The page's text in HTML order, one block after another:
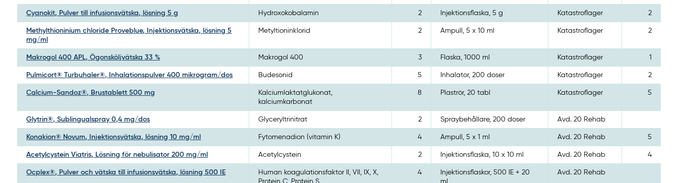
Cyanokit, Pulver till infusionsvätska, lösning 5 g Hydroxokobalamin 2 Injektionsflaska, 5 g Katastroflager 2
Methylthioninium chloride Proveblue, Injektionsvätska, lösning 5
mg/ml
Metyltioninklorid 2 Ampull, 5 x 10 ml Katastroflager 2
Makrogol 400 APL, Ögonsköljvätska 33 % Makrogol 400 3 Flaska, 1000 ml Katastroflager 1
Pulmicort® Turbuhaler®, Inhalationspulver 400 mikrogram/dos Budesonid 5 Inhalator, 200 doser Katastroflager 2
Calcium-Sandoz®, Brustablett 500 mg
Kalciumlaktatglukonat,
kalciumkarbonat
8 Plaströr, 20 tabl Katastroflager 5
Glytrin®, Sublingualspray 0,4 mg/dos Glyceryltrinitrat 2 Spraybehållare, 200 doser Avd. 20 Rehab
Konakion® Novum, Injektionsvätska, lösning 10 mg/ml Fytomenadion (vitamin K) 4 Ampull, 5 x 1 ml Avd. 20 Rehab 5
Acetylcystein Viatris, Lösning för nebulisator 200 mg/ml Acetylcystein 2 Injektionsflaska, 10 x 10 ml Avd. 20 Rehab 4
Ocplex®, Pulver och vätska till infusionsvätska, lösning 500 IE
Human koagulationsfaktor II, VII, IX, X,
4
Injektionsflaskor, 500 IE + 20
Avd. 20 Rehab